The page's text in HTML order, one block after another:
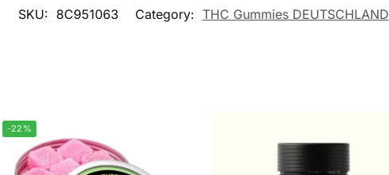
SKU: 8C951063 Category: THC Gummies DEUTSCHLAND
-22%